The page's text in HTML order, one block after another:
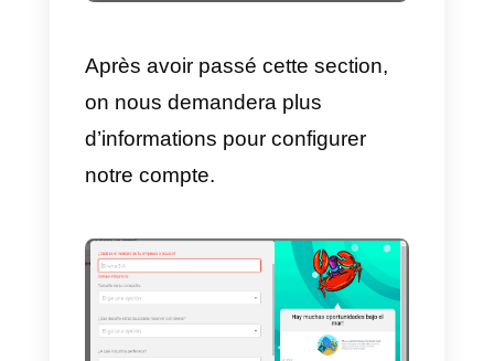
Sirena
Une fois que nous avons décidé
boutonS’inscrire ou
S’enregistrer
situé dans le coin
supérieur droit de l’écran, nous